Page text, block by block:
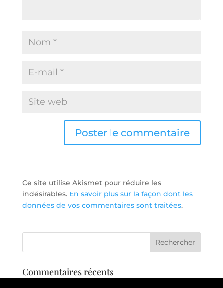
Ce site utilise Akismet pour réduire les
indésirables. En savoir plus sur la façon dont les
données de vos commentaires sont traitées.
Commentaires récents